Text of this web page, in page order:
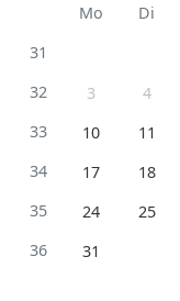
Mo
Di
31
32
3 4
33
10 11
34
17 18
35
24 25
36
31